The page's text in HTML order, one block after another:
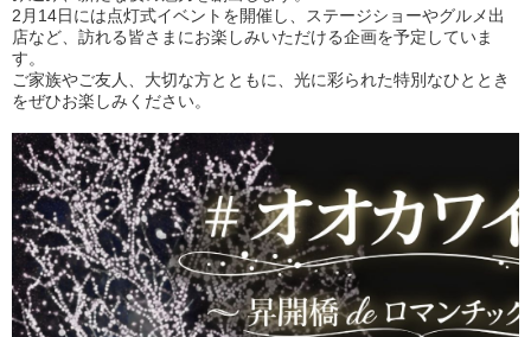
2月14日には点灯式イベントを開催し、ステージショーやグルメ出
店など、訪れる皆さまにお楽しみいただける企画を予定していま
す。
ご家族やご友人、大切な方とともに、光に彩られた特別なひととき
をぜひお楽しみください。